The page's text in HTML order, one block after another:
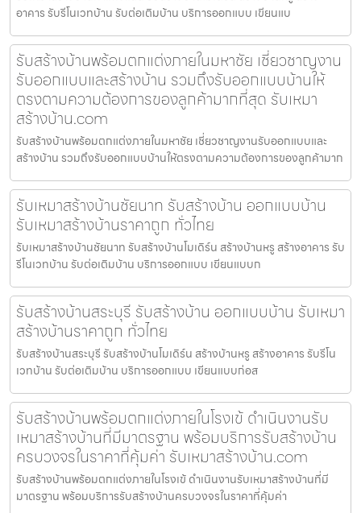
อาคาร รับรีโนเวทบ้าน รับต่อเติมบ้าน บริการออกแบบ เขียนแบ
รับสร้างบ้านพร้อมตกแต่งภายในมหาชัย เชี่ยวชาญงาน
รับออกแบบและสร้างบ้าน รวมถึงรับออกแบบบ้านให้
ตรงตามความต้องการของลูกค้ามากที่สุด รับเหมา
สร้างบ้าน.com
รับสร้างบ้านพร้อมตกแต่งภายในมหาชัย เชี่ยวชาญงานรับออกแบบและ
สร้างบ้าน รวมถึงรับออกแบบบ้านให้ตรงตามความต้องการของลูกค้ามาก
รับเหมาสร้างบ้านชัยนาท รับสร้างบ้าน ออกแบบบ้าน
รับเหมาสร้างบ้านราคาถูก ทั่วไทย
รับเหมาสร้างบ้านชัยนาท รับสร้างบ้านโมเดิร์น สร้างบ้านหรู สร้างอาคาร รับ
รีโนเวทบ้าน รับต่อเติมบ้าน บริการออกแบบ เขียนแบบก
รับสร้างบ้านสระบุรี รับสร้างบ้าน ออกแบบบ้าน รับเหมา
สร้างบ้านราคาถูก ทั่วไทย
รับสร้างบ้านสระบุรี รับสร้างบ้านโมเดิร์น สร้างบ้านหรู สร้างอาคาร รับรีโน
เวทบ้าน รับต่อเติมบ้าน บริการออกแบบ เขียนแบบก่อส
รับสร้างบ้านพร้อมตกแต่งภายในโรงเข้ ดำเนินงานรับ
เหมาสร้างบ้านที่มีมาตรฐาน พร้อมบริการรับสร้างบ้าน
ครบวงจรในราคาที่คุ้มค่า รับเหมาสร้างบ้าน.com
รับสร้างบ้านพร้อมตกแต่งภายในโรงเข้ ดำเนินงานรับเหมาสร้างบ้านที่มี
มาตรฐาน พร้อมบริการรับสร้างบ้านครบวงจรในราคาที่คุ้มค่า